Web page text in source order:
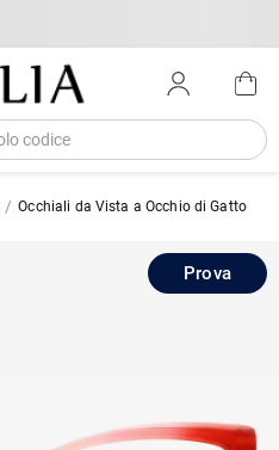
Occhiali da Vista a Occhio di Gatto
Prova